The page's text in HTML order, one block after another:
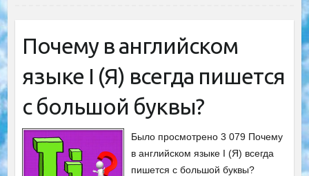
Почему в английском
языке I (Я) всегда пишется
с большой буквы?
Было просмотрено 3 079 Почему
в английском языке I (Я) всегда
пишется с большой буквы?